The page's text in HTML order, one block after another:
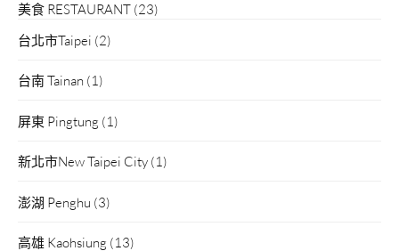
美食 RESTAURANT (23)
台北市Taipei (2)
台南 Tainan (1)
屏東 Pingtung (1)
新北市New Taipei City (1)
澎湖 Penghu (3)
高雄 Kaohsiung (13)